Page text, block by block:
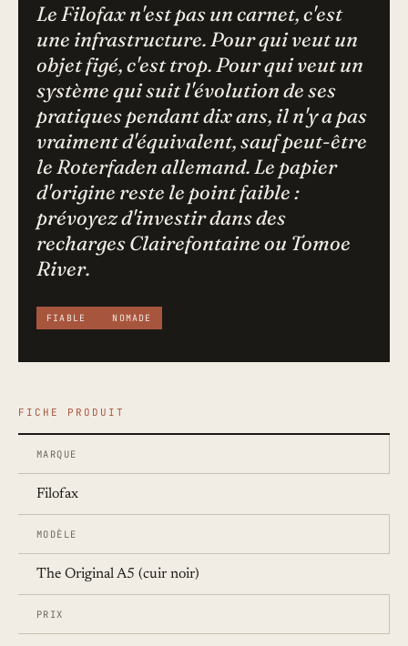
Le Filofax n'est pas un carnet, c'est
une infrastructure. Pour qui veut un
objet figé, c'est trop. Pour qui veut un
système qui suit l'évolution de ses
pratiques pendant dix ans, il n'y a pas
vraiment d'équivalent, sauf peut-être
le Roterfaden allemand. Le papier
d'origine reste le point faible :
prévoyez d'investir dans des
recharges Clairefontaine ou Tomoe
River.
FIABLE NOMADE
FICHE PRODUIT
MARQUE
Filofax
MODÈLE
The Original A5 (cuir noir)
PRIX